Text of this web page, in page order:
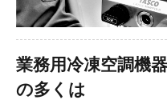
業務用冷凍空調機
の多くは